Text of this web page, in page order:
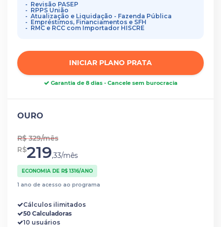
Revisão PASEP
RPPS União
Atualização e Liquidação - Fazenda Pública
Empréstimos, Financiamentos e SFH
RMC e RCC com Importador HISCRE
INICIAR PLANO PRATA
Garantia de 8 dias - Cancele sem burocracia
OURO
R$ 329/mês
R$219,33/mês
ECONOMIA DE R$ 1316/ANO
1 ano de acesso ao programa
Cálculos ilimitados
50 Calculadoras
10 usuários